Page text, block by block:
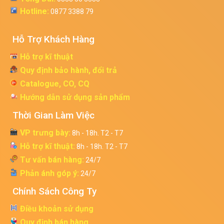
Hotline: 0877 3388 79
Hỗ Trợ Khách Hàng
Hỗ trợ kĩ thuật
Quy định bảo hành, đổi trả
Catalogue, CO, CQ
Hướng dẫn sử dụng sản phẩm
Thời Gian Làm Việc
VP trưng bày: 8h - 18h. T2 - T7
Hỗ trợ kĩ thuật: 8h - 18h. T2 - T7
Tư vấn bán hàng: 24/7
Phản ánh góp ý: 24/7
Chính Sách Công Ty
Điều khoản sử dụng